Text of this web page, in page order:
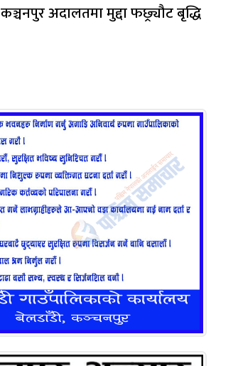
कञ्चनपुर अदालतमा मुद्दा फछ्र्यौट बृद्धि